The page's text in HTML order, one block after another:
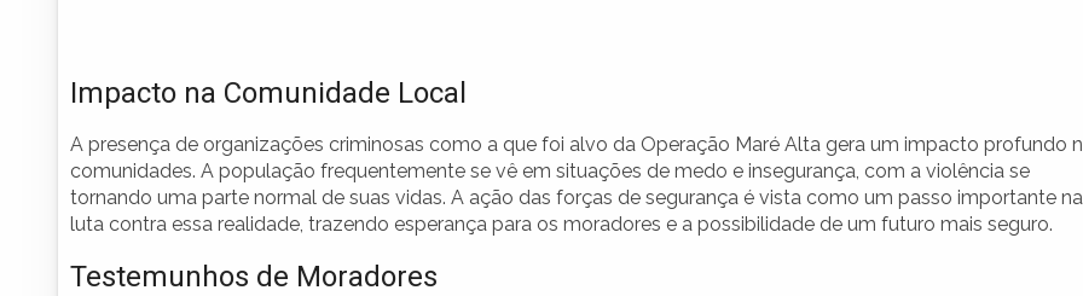
Impacto na Comunidade Local
A presença de organizações criminosas como a que foi alvo da Operação Maré Alta gera um impacto profundo
comunidades. A população frequentemente se vê em situações de medo e insegurança, com a violência se
tornando uma parte normal de suas vidas. A ação das forças de segurança é vista como um passo importante na
luta contra essa realidade, trazendo esperança para os moradores e a possibilidade de um futuro mais seguro.
Testemunhos de Moradores